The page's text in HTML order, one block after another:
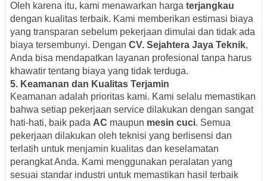
Oleh karena itu, kami menawarkan harga terjangkau
dengan kualitas terbaik. Kami memberikan estimasi biaya
yang transparan sebelum pekerjaan dimulai dan tidak ada
biaya tersembunyi. Dengan CV. Sejahtera Jaya Teknik,
Anda bisa mendapatkan layanan profesional tanpa harus
khawatir tentang biaya yang tidak terduga.
5. Keamanan dan Kualitas Terjamin
Keamanan adalah prioritas kami. Kami selalu memastikan
bahwa setiap pekerjaan service dilakukan dengan sangat
hati-hati, baik pada AC maupun mesin cuci. Semua
pekerjaan dilakukan oleh teknisi yang berlisensi dan
terlatih untuk menjamin kualitas dan keselamatan
perangkat Anda. Kami menggunakan peralatan yang
sesuai standar industri untuk memastikan hasil terbaik